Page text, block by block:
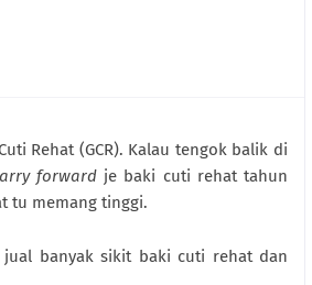
Rehat (GCR). Kalau tengok balik di
forward je baki cuti rehat tahun
tu memang tinggi.
jual banyak sikit baki cuti rehat dan